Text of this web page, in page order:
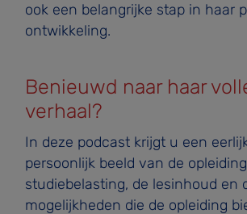
ook een belangrijke stap in haar
ontwikkeling.
Benieuwd naar haar
verhaal?
In deze podcast krijgt u een
persoonlijk beeld van de
studiebelasting, de lesinhoud en
mogelijkheden die de opleiding